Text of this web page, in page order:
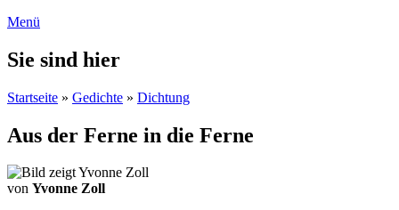
Menü
Sie sind hier
Startseite » Gedichte » Dichtung
Aus der Ferne in die Ferne
von Yvonne Zoll